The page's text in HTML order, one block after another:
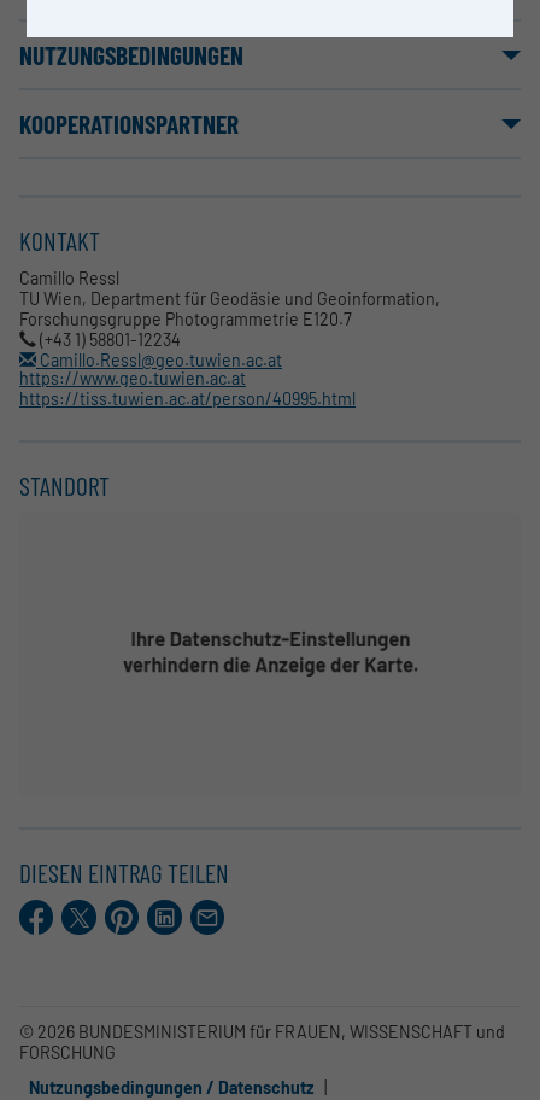
NUTZUNGSBEDINGUNGEN
KOOPERATIONSPARTNER
KONTAKT
Camillo Ressl
TU Wien, Department für Geodäsie und Geoinformation,
Forschungsgruppe Photogrammetrie E120.7
(+43 1) 58801-12234
Camillo.Ressl@geo.tuwien.ac.at
https://www.geo.tuwien.ac.at
https://tiss.tuwien.ac.at/person/40995.html
STANDORT
DIESEN EINTRAG TEILEN
Facebook
X.comPinterestLinkedIn
E-
Mail
© 2026 BUNDESMINISTERIUM für FRAUEN, WISSENSCHAFT und
FORSCHUNG
Nutzungsbedingungen / Datenschutz